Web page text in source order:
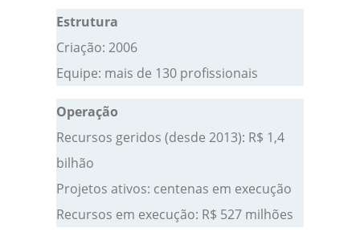
Estrutura
Criação: 2006
Equipe: mais de 130 profissionais
Operação
Recursos geridos (desde 2013): R$ 1,4
bilhão
Projetos ativos: centenas em execução
Recursos em execução: R$ 527 milhões